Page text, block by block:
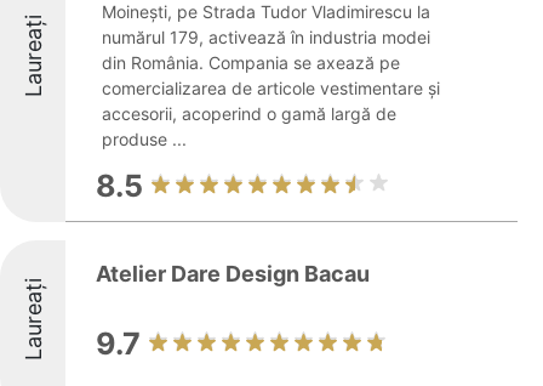
Laureați
Moinești, pe Strada Tudor Vladimirescu la
numărul 179, activează în industria modei
din România. Compania se axează pe
comercializarea de articole vestimentare și
accesorii, acoperind o gamă largă de
produse ...
8.5
Laureați
Atelier Dare Design Bacau
9.7